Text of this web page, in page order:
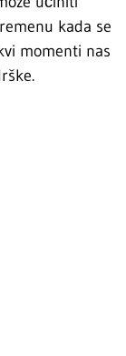
kada se
momenti nas